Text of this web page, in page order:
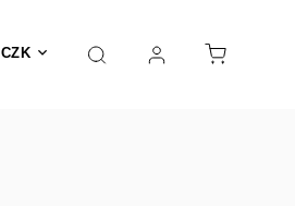
CZKKATALOG SERVIS Kontakt